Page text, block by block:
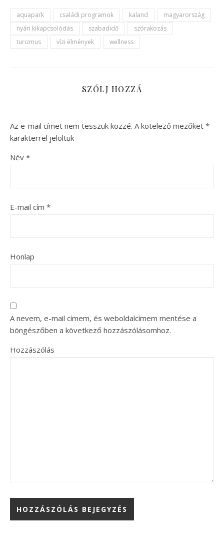
aquapark családi programok kaland
magyarország
nyári kikapcsolódás
szabadidő
szórakozás
turizmus
vízi élmények wellness
SZÓLJ HOZZÁ
Az e-mail címet nem tesszük közzé. A kötelező mezőket *
karakterrel jelöltük
Név *
E-mail cím *
Honlap
A nevem, e-mail címem, és weboldalcímem mentése a
böngészőben a következő hozzászólásomhoz.
Hozzászólás